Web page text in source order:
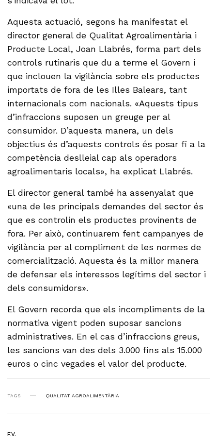
Aquesta actuació, segons ha manifestat el
director general de Qualitat Agroalimentària i
Producte Local, Joan Llabrés, forma part dels
controls rutinaris que du a terme el Govern i
que inclouen la vigilància sobre els productes
importats de fora de les Illes Balears, tant
internacionals com nacionals. «Aquests tipus
d’infraccions suposen un greuge per al
consumidor. D’aquesta manera, un dels
objectius és d’aquests controls és posar fi a la
competència deslleial cap als operadors
agroalimentaris locals», ha explicat Llabrés.
El director general també ha assenyalat que
«una de les principals demandes del sector és
que es controlin els productes provinents de
fora. Per això, continuarem fent campanyes de
vigilància per al compliment de les normes de
comercialització. Aquesta és la millor manera
de defensar els interessos legítims del sector i
dels consumidors».
El Govern recorda que els incompliments de la
normativa vigent poden suposar sancions
administratives. En el cas d’infraccions greus,
les sancions van des dels 3.000 fins als 15.000
euros o cinc vegades el valor del producte.
TAGS QUALITAT AGROALIMENTÀRIA
F.V.